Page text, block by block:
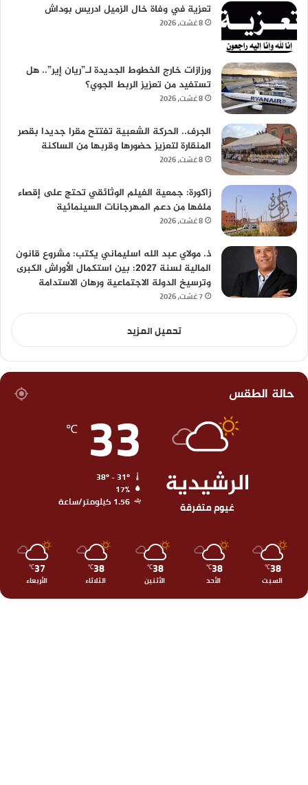
تعزية في وفاة خال الزميل ادريس بوداش
8 غشت، 2026
ورزازات خارج الخطوط الجديدة لـ”ريان إير”.. هل
تستفيد من تعزيز الربط الجوي؟
8 غشت، 2026
الجرف.. الحركة الشعبية تفتتح مقرا جديدا بقصر
المنقارة لتعزيز حضورها وقربها من الساكنة
8 غشت، 2026
زاكورة: جمعية الفيلم الوثائقي تحتج على إقصاء
ملفها من دعم المهرجانات السينمائية
8 غشت، 2026
ذ. مولاي عبد الله اسليماني يكتب: مشروع قانون
المالية لسنة 2027: بين استكمال الأوراش الكبرى
وترسيخ الدولة الاجتماعية ورهان الاستدامة
7 غشت، 2026
تحميل المزيد
حالة الطقس
الرشيدية
غيوم متفرقة
33
℃
17%
1.56 كيلومتر/ساعة
38
℃
السبت
38
℃
الأحد
38
℃
الأثنين
38
℃
الثلاثاء
37
℃
الأربعاء